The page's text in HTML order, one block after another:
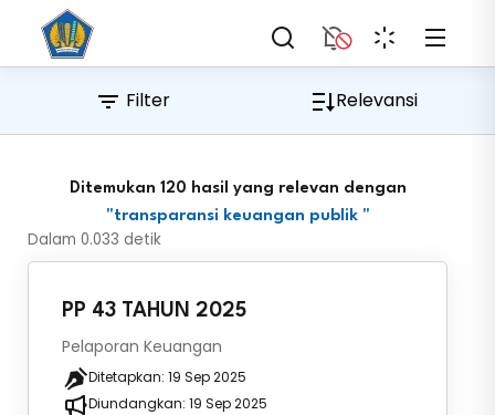
Filter Relevansi
Ditemukan 120 hasil yang relevan dengan
"transparansi keuangan publik "
Dalam 0.033 detik
PP 43 TAHUN 2025
Pelaporan Keuangan
Ditetapkan: 19 Sep 2025
Diundangkan: 19 Sep 2025